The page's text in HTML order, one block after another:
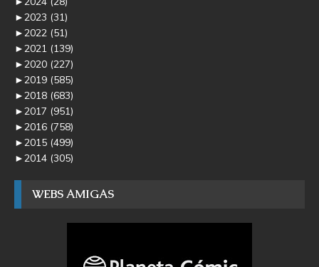
►2023 (31)
►2022 (51)
►2021 (139)
►2020 (227)
►2019 (585)
►2018 (683)
►2017 (951)
►2016 (758)
►2015 (499)
►2014 (305)
WEBS AMIGAS